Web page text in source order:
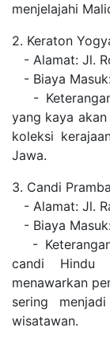
menjelajahi
2. Keraton
- Alamat: Jl.
- Biaya
-
yang kaya
koleksi
Jawa.
3. Candi
- Alamat: Jl.
- Biaya
-
candi Hindu
menawarkan
sering
wisatawan.